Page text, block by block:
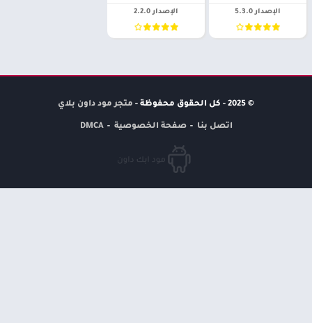
الإصدار 5.3.0 الإصدار 2.2.0
© 2025 - كل الحقوق محفوظة - متجر مود داون بلاي
اتصل بنا صفحة الخصوصية DMCA